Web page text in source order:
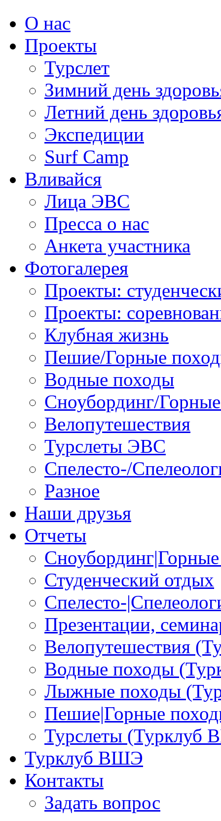
О нас
Проекты
Турслет
Зимний день
Летний день
Экспедиции
Surf Camp
Вливайся
Лица ЭВС
Пресса о нас
Анкета участника
Фотогалерея
Проекты:
Проекты:
Клубная жизнь
Пешие/Горные
Водные походы
Сноубординг/
Велопутешествия
Турслеты ЭВС
Спелесто-/
Разное
Наши друзья
Отчеты
Студенческий отдых
Спелесто-
Презентации,
Велопутешествия
Водные походы
Лыжные походы
Пешие|Горные
Турслеты (Турклуб
Турклуб ВШЭ
Контакты
Задать вопрос